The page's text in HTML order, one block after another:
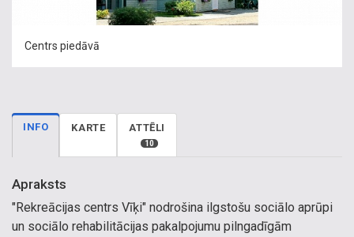
Centrs piedāvā
INFO KARTE ATTĒLI
10
Apraksts
"Rekreācijas centrs Vīķi" nodrošina ilgstošu sociālo aprūpi
un sociālo rehabilitācijas pakalpojumu pilngadīgām